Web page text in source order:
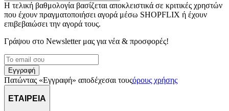
Η τελική βαθμολογία βασίζεται αποκλειστικά σε κριτικές χρηστών
που έχουν πραγματοποιήσει αγορά μέσω SHOPFLIX ή έχουν
επιβεβαιώσει την αγορά τους.
Γράψου στο Νewsletter μας για νέα & προσφορές!
Εγγραφή
Πατώντας «Εγγραφή» αποδέχεσαι τουςόρους χρήσης
ΕΤΑΙΡΕΙΑ